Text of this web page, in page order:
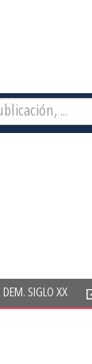
DEM. SIGLO XX